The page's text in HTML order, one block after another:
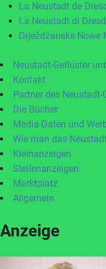
La Neustadt de
La Neustadt di
Drježdźanske Nowe
Neustadt-Geflüster
Kontakt
Partner des Neustadt-
Die Bücher
Media-Daten und
Wie man das
Kleinanzeigen
Stellenanzeigen
Marktplatz
Allgemein
Anzeige